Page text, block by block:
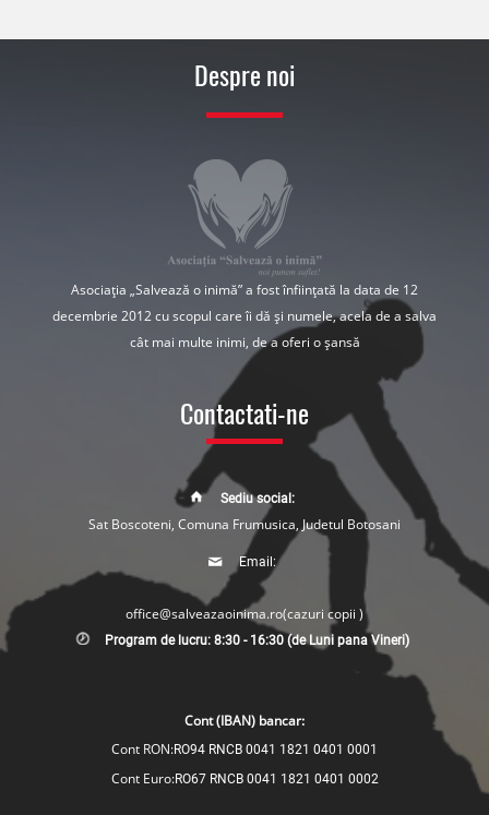
Despre noi
Asociația „Salvează o inimă” a fost înființată la data de 12
decembrie 2012 cu scopul care îi dă și numele, acela de a salva
cât mai multe inimi, de a oferi o șansă
Contactati-ne
Sediu social:
Sat Boscoteni, Comuna Frumusica, Judetul Botosani
Email:
office@salveazaoinima.ro(cazuri copii )
Program de lucru: 8:30 - 16:30 (de Luni pana Vineri)
Cont (IBAN) bancar:
Cont RON:RO94 RNCB 0041 1821 0401 0001
Cont Euro:RO67 RNCB 0041 1821 0401 0002